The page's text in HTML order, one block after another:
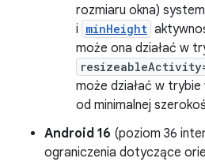
rozmiaru okna)
i minHeight
może ona działać w
może działać w trybie
od minimalnej
Android 16 (poziom 36
ograniczenia dotyczące